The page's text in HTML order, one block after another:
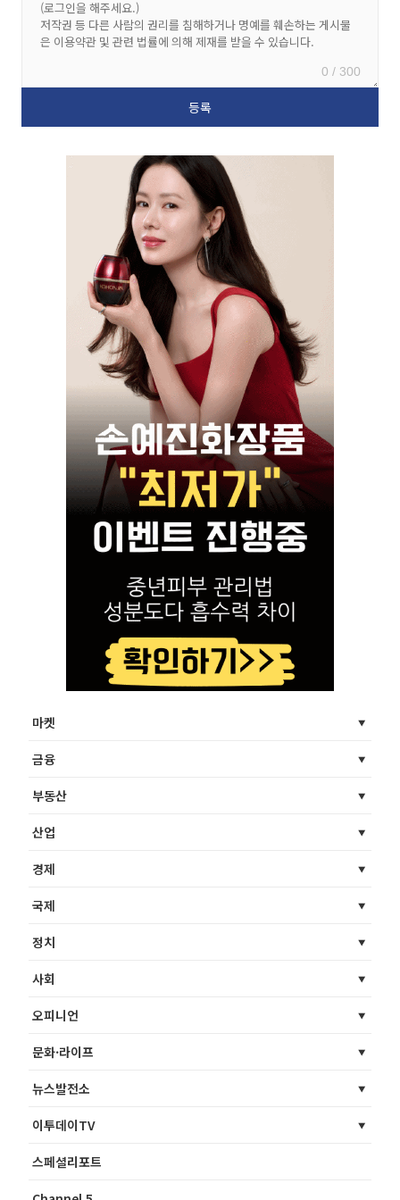
0 / 300
마켓
금융
부동산
산업
경제
국제
정치
사회
오피니언
문화·라이프
뉴스발전소
이투데이TV
스페셜리포트